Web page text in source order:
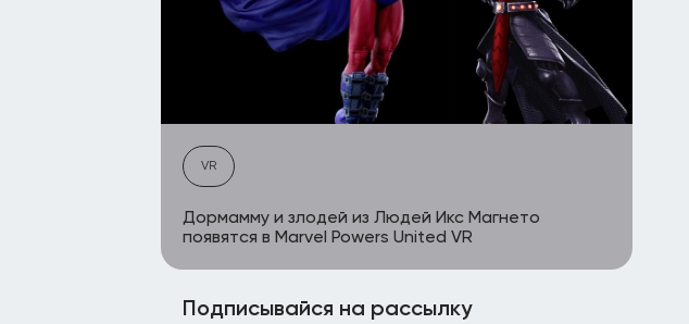
VR
Дормамму и злодей из Людей Икс Магнето
появятся в Marvel Powers United VR
Подписывайся на рассылку